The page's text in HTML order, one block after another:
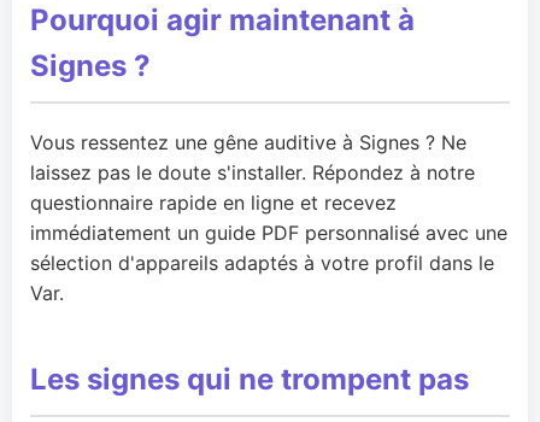
Pourquoi agir maintenant à
Signes ?
Vous ressentez une gêne auditive à Signes ? Ne
laissez pas le doute s'installer. Répondez à notre
questionnaire rapide en ligne et recevez
immédiatement un guide PDF personnalisé avec une
sélection d'appareils adaptés à votre profil dans le
Var.
Les signes qui ne trompent pas